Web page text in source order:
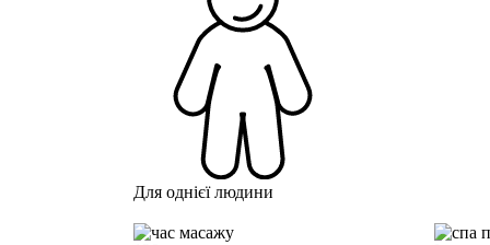
Для однієї людини